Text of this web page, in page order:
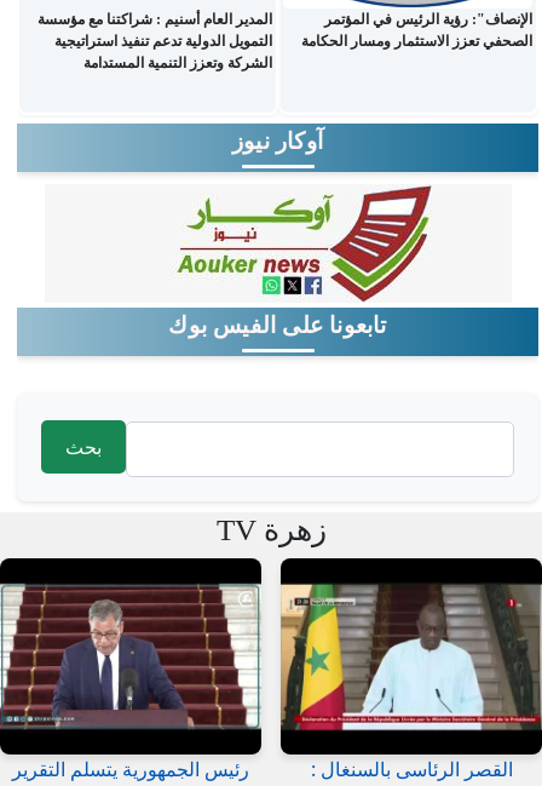
الإنصاف": رؤية الرئيس في المؤتمر
الصحفي تعزز الاستثمار ومسار الحكامة
المدير العام أسنيم : شراكتنا مع مؤسسة
التمويل الدولية تدعم تنفيذ استراتيجية
الشركة وتعزز التنمية المستدامة
آوكار نيوز
تابعونا على الفيس بوك
‏بحث ‏
زهرة TV
القصر الرئاسى بالسنغال :
رئيس الجمهورية يتسلم التقرير